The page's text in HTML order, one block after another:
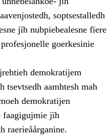
soptsestalledh
jïh nubpiebealesne fïere
goerkesinie
demokratijem
tsevtsedh aamhtesh mah
demokratijen
faagigujmie jïh
raerieåårganine.